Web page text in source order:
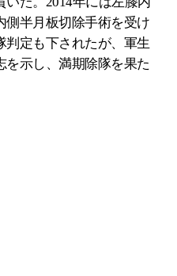
側半月板切除手術を受け
判定も下されたが、軍生
を示し、満期除隊を果た